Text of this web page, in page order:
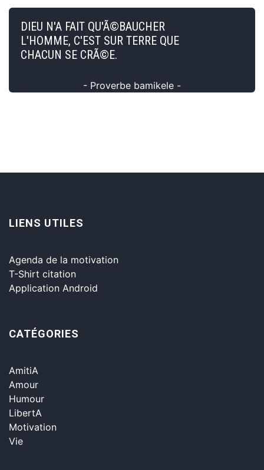
DIEU N'A FAIT QU'Ã©BAUCHER
L'HOMME, C'EST SUR TERRE QUE
CHACUN SE CRÃ©E.
- Proverbe bamikele -
LIENS UTILES
Agenda de la motivation
T-Shirt citation
Application Android
CATÉGORIES
AmitiA
Amour
Humour
LibertA
Motivation
Vie